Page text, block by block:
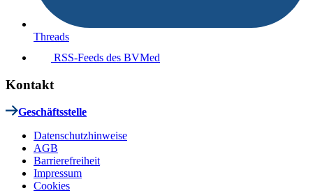
Threads
RSS-Feeds des BVMed
Kontakt
Geschäftsstelle
Datenschutzhinweise
AGB
Barrierefreiheit
Impressum
Cookies